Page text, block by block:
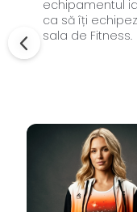
echipamentul
ca să îți
sala de Fitness.